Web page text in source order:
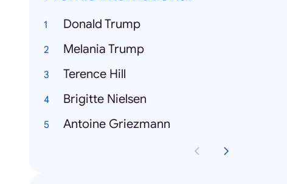
Donald Trump
Melania Trump
Terence Hill
Brigitte Nielsen
Antoine Griezmann